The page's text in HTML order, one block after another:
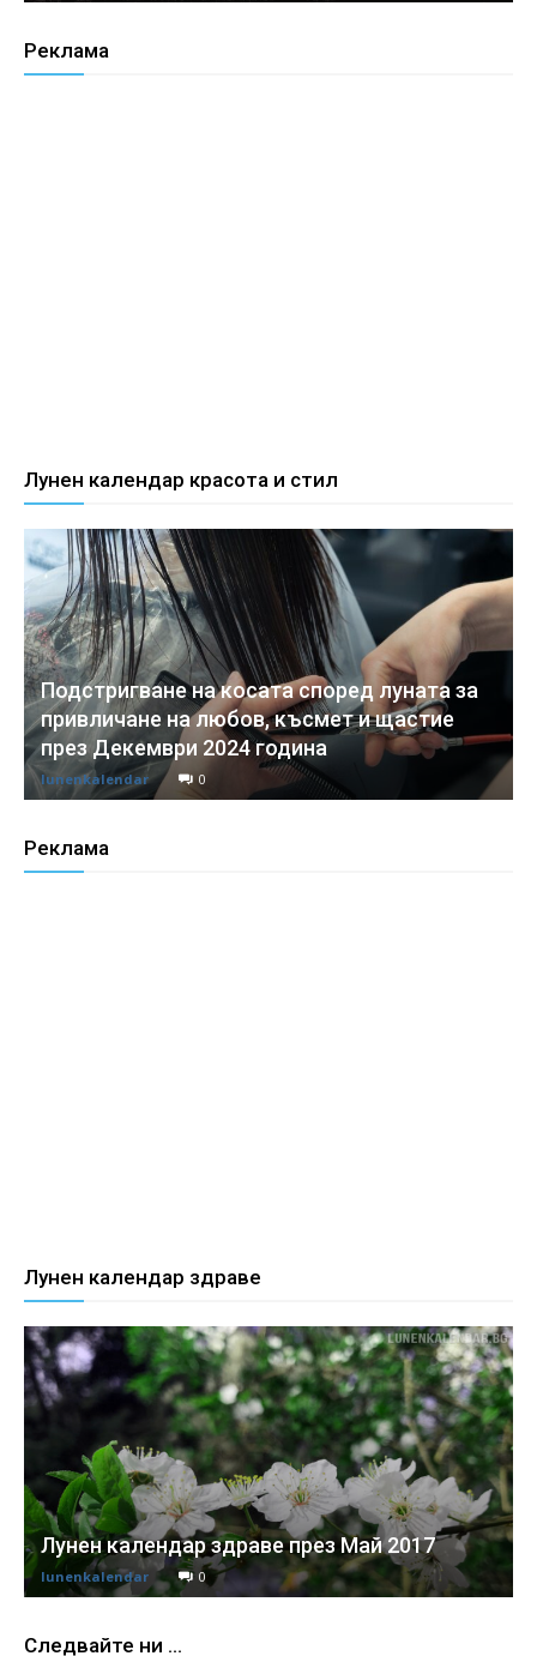
Реклама
Лунен календар красота и стил
Подстригване на косата според луната за
привличане на любов, късмет и щастие
през Декември 2024 година
lunenkalendar 0
Реклама
Лунен календар здраве
Лунен календар здраве през Май 2017
lunenkalendar 0
Следвайте ни ...